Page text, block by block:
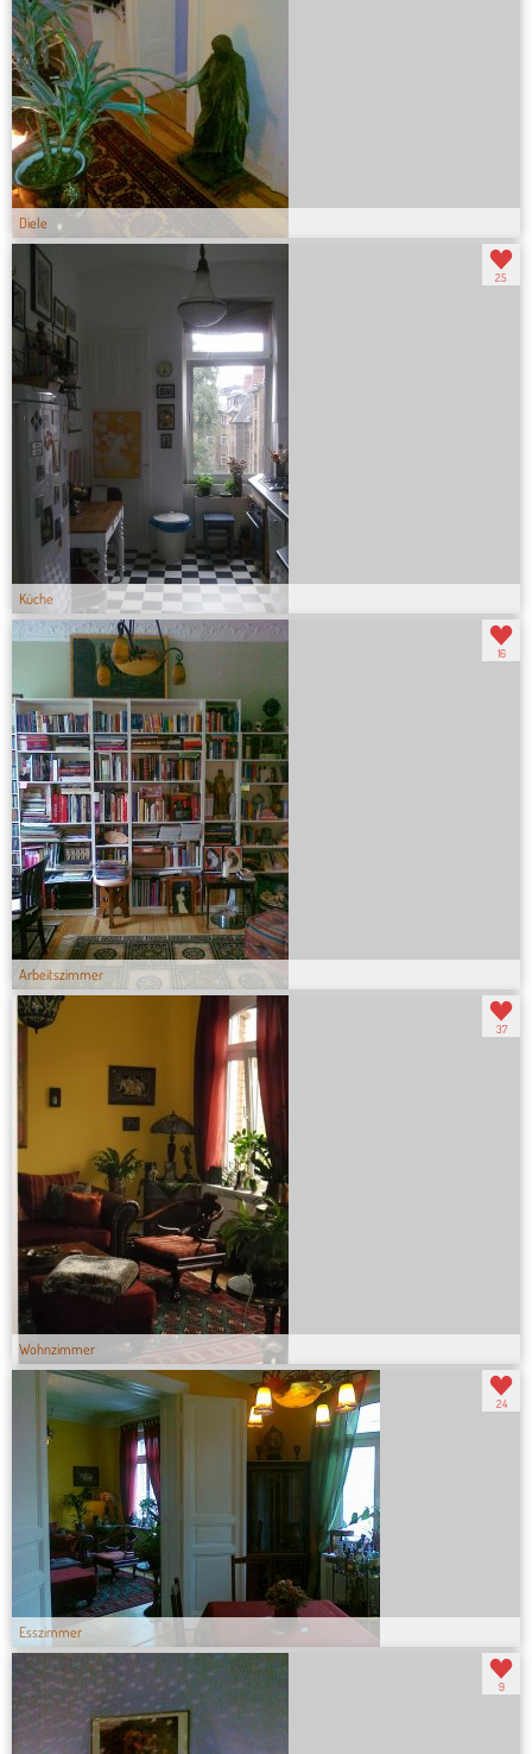
Diele
Küche
25
Arbeitszimmer
16
Wohnzimmer
37
Esszimmer
24
9